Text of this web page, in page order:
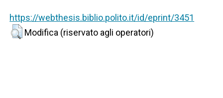
https://webthesis.biblio.polito.it/id/eprint/3451
Modifica (riservato agli operatori)